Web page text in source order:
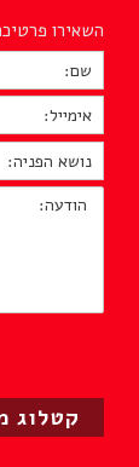
השאירו
שם:*
אימייל:*
נושא
הפניה:*
הודעה:
קטלוג